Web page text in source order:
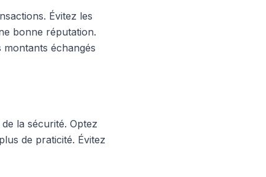
Évitez les
bonne réputation.
échangés
la sécurité. Optez
de praticité. Évitez